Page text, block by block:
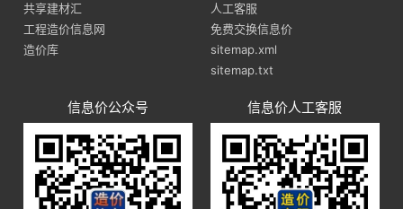
共享建材汇
工程造价信息网
造价库
人工客服
免费交换信息价
sitemap.xml
sitemap.txt
信息价公众号 信息价人工客服